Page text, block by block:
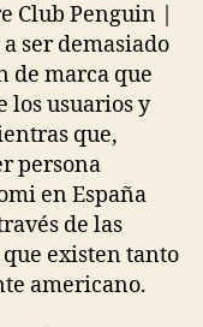
Club Penguin |
ser demasiado
de marca que
los usuarios y
que,
persona
en España
de las
existen tanto
americano.